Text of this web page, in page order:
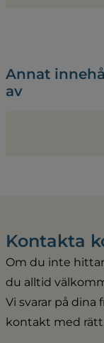
Annat
av
Kontakta
Om du inte
du alltid
Vi svarar på
kontakt med rätt